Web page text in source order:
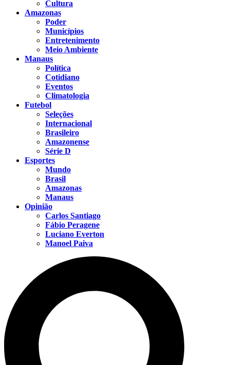
Cultura
Amazonas
Poder
Municípios
Entretenimento
Meio Ambiente
Manaus
Política
Cotidiano
Eventos
Climatologia
Futebol
Seleções
Internacional
Brasileiro
Amazonense
Série D
Esportes
Mundo
Brasil
Amazonas
Manaus
Opinião
Carlos Santiago
Fábio Peragene
Luciano Everton
Manoel Paiva